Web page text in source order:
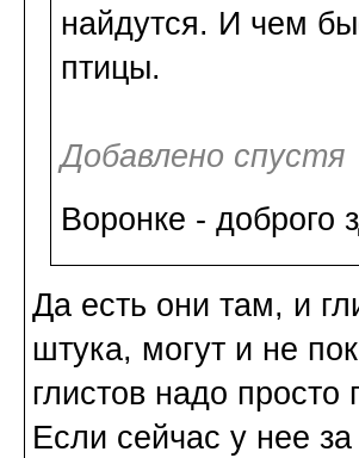
найдутся. И чем
птицы.
Добавлено
Воронке - доброго
Да есть они там, и
штука, могут и не
глистов надо просто
Если сейчас у нее